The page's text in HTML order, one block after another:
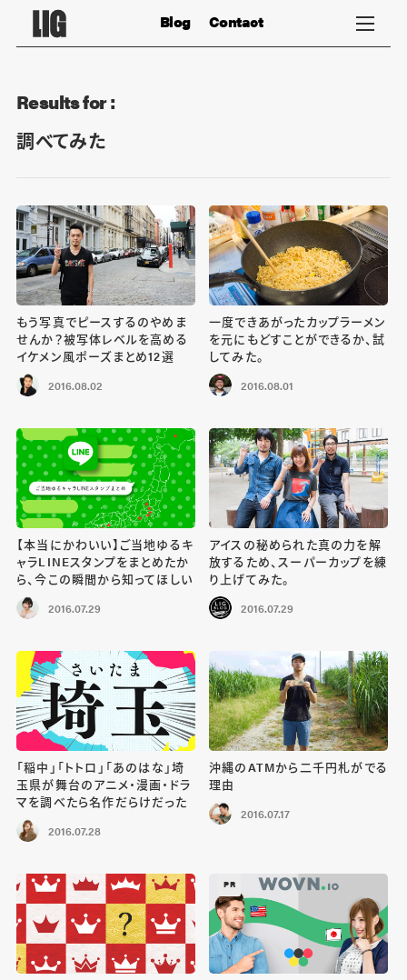
Contact
Blog
Results for :
調べてみた
もう写真でピースするのやめま
せんか？被写体レベルを高める
イケメン風ポーズまとめ12選
2016.08.02
一度できあがったカップラーメン
を元にもどすことができるか、試
してみた。
2016.08.01
【本当にかわいい】ご当地ゆるキ
ャラLINEスタンプをまとめたか
ら、今この瞬間から知ってほしい
2016.07.29
アイスの秘められた真の力を解
放するため、スーパーカップを練
り上げてみた。
2016.07.29
「稲中」「トトロ」「あのはな」埼
玉県が舞台のアニメ・漫画・ドラ
マを調べたら名作だらけだった
2016.07.28
沖縄のATMから二千円札がでる
理由
2016.07.17
PR